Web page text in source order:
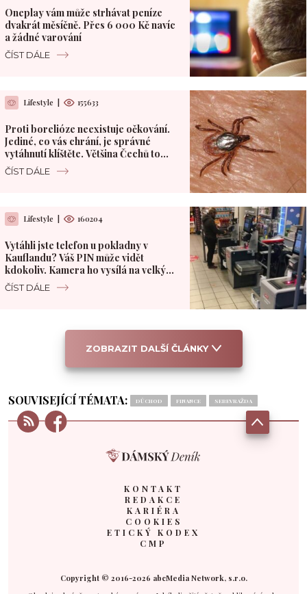
Oneplay vám může strhávat peníze
dvakrát měsíčně. Přes 6 000 Kč navíc
a žádné varování
ČÍST DÁLE
Lifestyle 155633
Proti borelióze neexistuje očkování.
Jediné, co vás chrání, je správné
vytáhnutí klíštěte. Většina Čechů to
dělá špatně
ČÍST DÁLE
Lifestyle 160204
Vytáhli jste telefon u pokladny v
Kauflandu? Váš PIN může vidět
kdokoliv. Kamera ho vysílá na velký
monitor
ČÍST DÁLE
ZOBRAZIT DALŠÍ ČLÁNKY
SOUVISEJÍCÍ TÉMATA: DŮCHOD FINANCE SEBEVRAŽDA
KONTAKT
REDAKCE
KARIÉRA
COOKIES
ETICKÝ KODEX
CMP
Copyright © 2016-2026 abcMedia Network, s.r.o.